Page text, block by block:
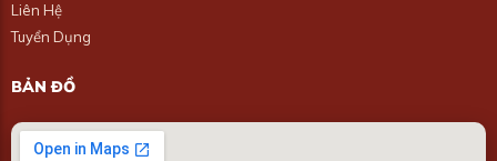
Liên Hệ
Tuyển Dụng
BẢN ĐỒ